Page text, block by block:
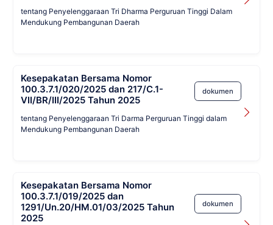
tentang Penyelenggaraan Tri Dharma Perguruan Tinggi Dalam
Mendukung Pembangunan Daerah
Kesepakatan Bersama Nomor
100.3.7.1/020/2025 dan 217/C.1-
VII/BR/III/2025 Tahun 2025
dokumen
tentang Penyelenggaraan Tri Darma Perguruan Tinggi dalam
Mendukung Pembangunan Daerah
Kesepakatan Bersama Nomor
100.3.7.1/019/2025 dan
1291/Un.20/HM.01/03/2025 Tahun
2025
dokumen